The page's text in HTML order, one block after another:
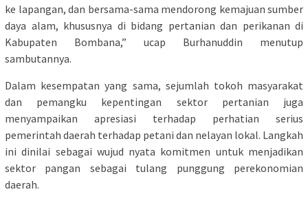
ke lapangan, dan bersama-sama mendorong kemajuan sumber
daya alam, khususnya di bidang pertanian dan perikanan di
Kabupaten Bombana,” ucap Burhanuddin menutup
sambutannya.
Dalam kesempatan yang sama, sejumlah tokoh masyarakat
dan pemangku kepentingan sektor pertanian juga
menyampaikan apresiasi terhadap perhatian serius
pemerintah daerah terhadap petani dan nelayan lokal. Langkah
ini dinilai sebagai wujud nyata komitmen untuk menjadikan
sektor pangan sebagai tulang punggung perekonomian
daerah.